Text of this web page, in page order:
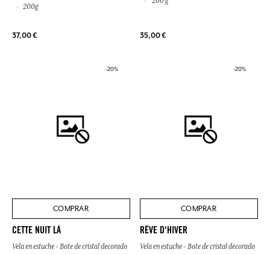
200g
37,00 € 35,00 €
-20%
COMPRAR
CETTE NUIT LÀ
Vela en estuche - Bote de cristal decorado
-20%
COMPRAR
RÊVE D'HIVER
Vela en estuche - Bote de cristal decorado